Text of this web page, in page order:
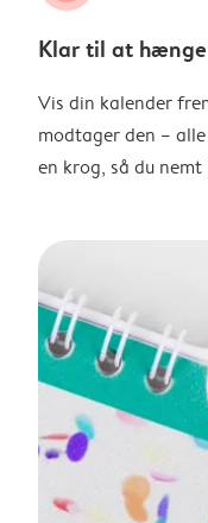
Klar til at
Vis din kalender
modtager den –
en krog, så du